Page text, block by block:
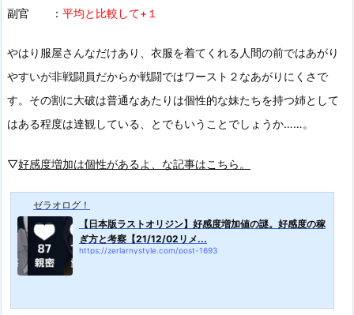
副官 ： 平均と比較して+１
やはり服屋さんなだけあり、衣服を着てくれる人間の前ではあがり
やすいが非戦闘員だからか戦闘ではワースト２なあがりにくさで
す。その割に大破は普通なあたりは個性的な妹たちを持つ姉として
はある程度は達観している、とでもいうことでしょうか……。
▽好感度増加は個性があるよ、な記事はこちら。
ゼラオログ！
【日本版ラストオリジン】好感度増加値の謎。好感度の稼
ぎ方と考察【21/12/02リメ...
https://zerlarnystyle.com/post-1693